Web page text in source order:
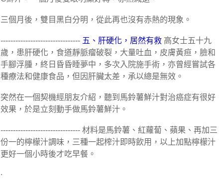
三個月後，雙目黑白分明，從此再也沒有赤熱的現象。
-------------------------------- 五、肝硬化，居然有救 高女士五十九
歲，患肝硬化，食道靜脈瘤破裂，大量吐血，皮膚黃疸，臉和
手腳浮腫，終日昏昏睡夢中，多次入院施手術，亦曾經嘗試各
種療法和健康食品，但因肝臟太差，承以總是無效。
突然在一個契機經朋友介紹，聽到馬鈴薯鮮汁對治癌症有很好
效果，於是立刻動手做馬鈴薯鮮汁。
-------------------------------- 材料是馬鈴薯、紅蘿蔔、蘋果、再加三
份一的檸檬汁調味，三種一起榨汁即時飲用，以上加點檸檬汁
更好一個小時後才吃早餐。
.